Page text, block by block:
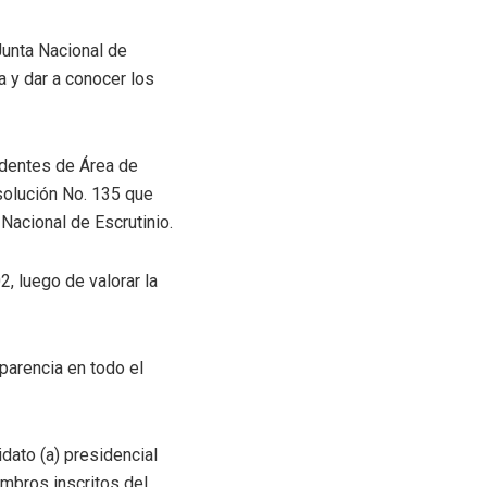
Nacional de
y dar a conocer los
de Área de
No. 135 que
de Escrutinio.
luego de valorar la
en todo el
(a) presidencial